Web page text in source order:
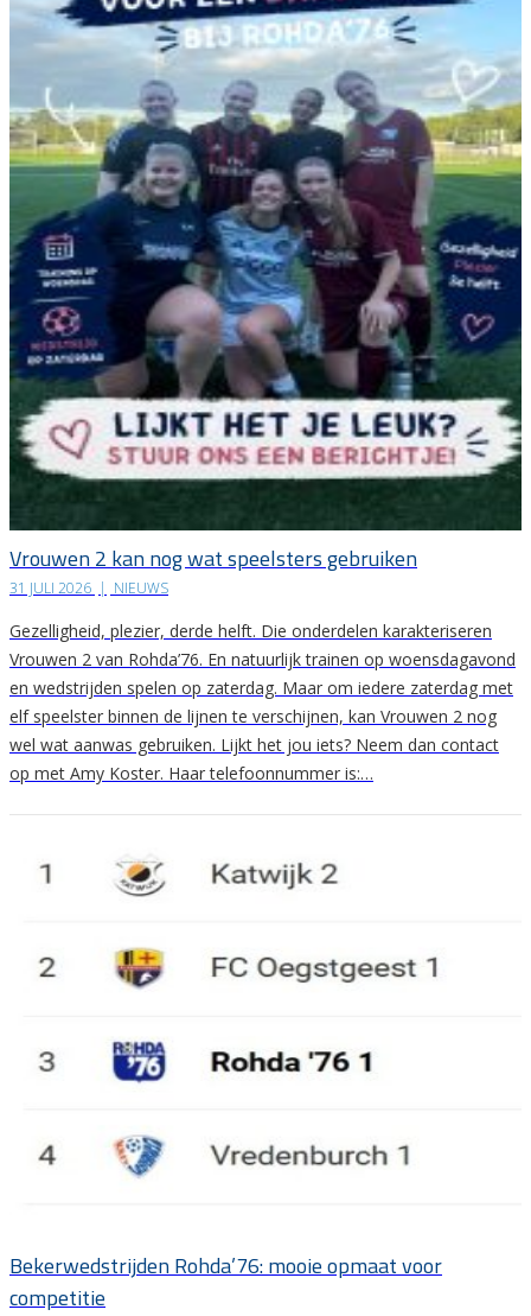
Vrouwen 2 kan nog wat speelsters gebruiken
31 JULI 2026 | NIEUWS
Gezelligheid, plezier, derde helft. Die onderdelen karakteriseren
Vrouwen 2 van Rohda’76. En natuurlijk trainen op woensdagavond
en wedstrijden spelen op zaterdag. Maar om iedere zaterdag met
elf speelster binnen de lijnen te verschijnen, kan Vrouwen 2 nog
wel wat aanwas gebruiken. Lijkt het jou iets? Neem dan contact
op met Amy Koster. Haar telefoonnummer is:…
Bekerwedstrijden Rohda’76: mooie opmaat voor
competitie